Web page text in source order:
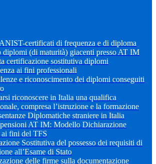
certificati di frequenza e di diploma
diplomi (di maturità) giacenti presso AT IM
certificazione sostitutiva diplomi
ai fini professionali
e riconoscimento dei diplomi conseguiti
riconoscere in Italia una qualifica
compresa l’istruzione e la formazione
Diplomatiche straniere in Italia
AT IM: Modello Dichiarazione
fini del TFS
Sostitutiva del possesso dei requisiti di
all’Esame di Stato
delle firme sulla documentazione